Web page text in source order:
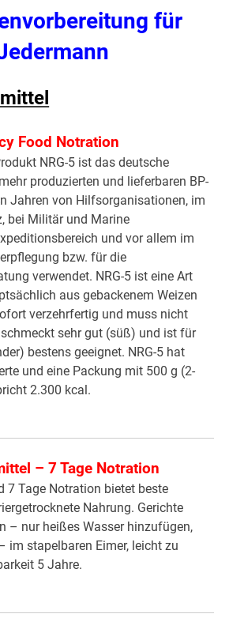
für
Food Notration
NRG-5 ist das deutsche
produzierten und lieferbaren BP-
Jahren von Hilfsorganisationen, im
bei Militär und Marine
und vor allem im
bzw. für die
verwendet. NRG-5 ist eine Art
aus gebackenem Weizen
verzehrfertig und muss nicht
sehr gut (süß) und ist für
bestens geeignet. NRG-5 hat
und eine Packung mit 500 g (2-
2.300 kcal.
– 7 Tage Notration
7 Tage Notration bietet beste
Nahrung. Gerichte
– nur heißes Wasser hinzufügen,
im stapelbaren Eimer, leicht zu
5 Jahre.